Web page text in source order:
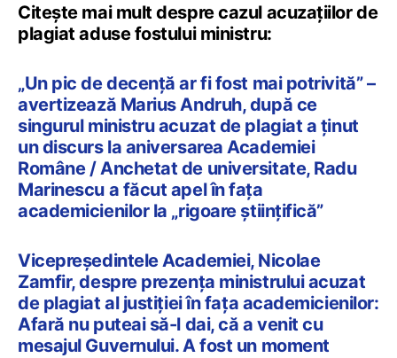
Citește mai mult despre cazul acuzațiilor de
plagiat aduse fostului ministru:
„Un pic de decență ar fi fost mai potrivită” –
avertizează Marius Andruh, după ce
singurul ministru acuzat de plagiat a ținut
un discurs la aniversarea Academiei
Române / Anchetat de universitate, Radu
Marinescu a făcut apel în fața
academicienilor la „rigoare științifică”
Vicepreședintele Academiei, Nicolae
Zamfir, despre prezența ministrului acuzat
de plagiat al justiției în fața academicienilor:
Afară nu puteai să-l dai, că a venit cu
mesajul Guvernului. A fost un moment